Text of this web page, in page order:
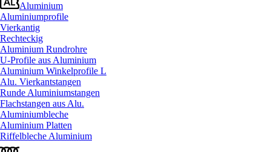
Aluminium
Aluminiumprofile
Vierkantig
Rechteckig
Aluminium Rundrohre
U-Profile aus Aluminium
Aluminium Winkelprofile L
Alu. Vierkantstangen
Runde Aluminiumstangen
Flachstangen aus Alu.
Aluminiumbleche
Aluminium Platten
Riffelbleche Aluminium